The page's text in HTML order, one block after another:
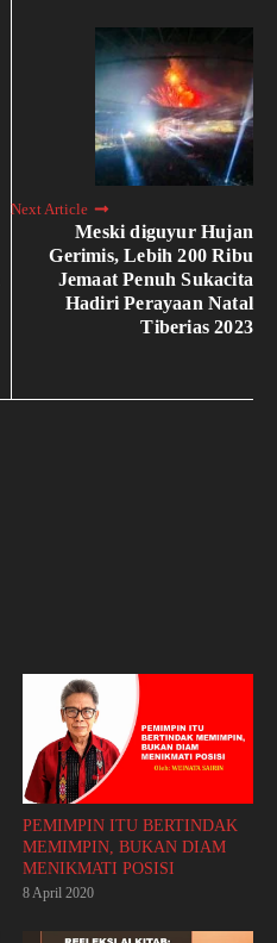
Next Article
Meski diguyur Hujan
Gerimis, Lebih 200 Ribu
Jemaat Penuh Sukacita
Hadiri Perayaan Natal
Tiberias 2023
PEMIMPIN ITU BERTINDAK
MEMIMPIN, BUKAN DIAM
MENIKMATI POSISI
8 April 2020